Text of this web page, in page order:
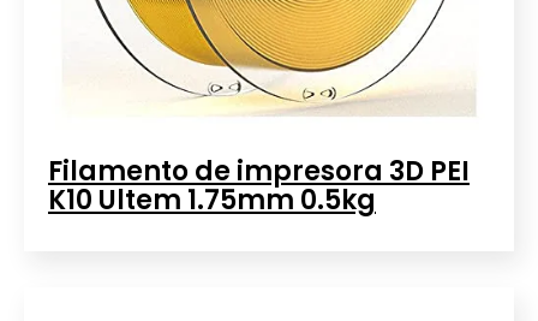
Filamento de impresora 3D PEI
K10 Ultem 1.75mm 0.5kg